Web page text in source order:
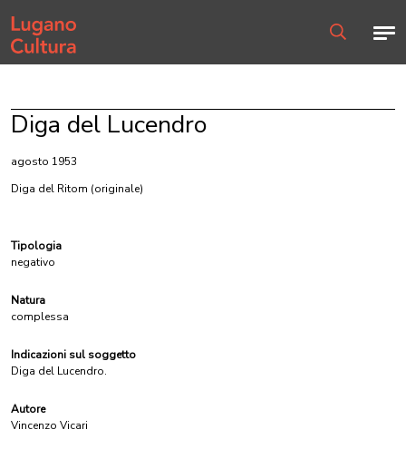
Home page
Diga del Lucendro
agosto 1953
Diga del Ritom (originale)
Tipologia
negativo
Natura
complessa
Indicazioni sul soggetto
Diga del Lucendro.
Autore
Vincenzo Vicari